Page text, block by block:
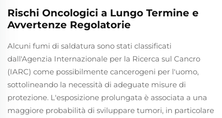
Rischi Oncologici a Lungo Termine e
Avvertenze Regolatorie
Alcuni fumi di saldatura sono stati classificati
dall'Agenzia Internazionale per la Ricerca sul Cancro
(IARC) come possibilmente cancerogeni per l'uomo,
sottolineando la necessità di adeguate misure di
protezione. L'esposizione prolungata è associata a una
maggiore probabilità di sviluppare tumori, in particolare